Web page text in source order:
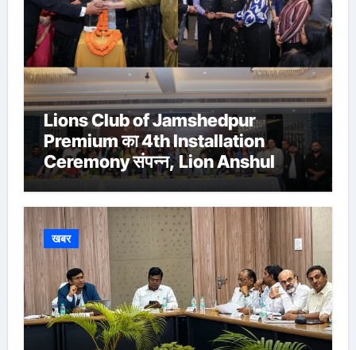
Lions Club of Jamshedpur
Premium का 4th Installation
Ceremony संपन्न, Lion Anshul
Ringasia ने संभाला अध्यक्ष पद
खबर